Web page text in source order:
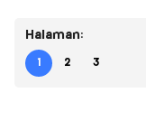
Halaman:
1 2 3